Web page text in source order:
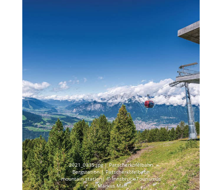
2021_0335.jpg | Patscherkofelbahn
Bergstation | Patscherkofelbahn
mountain station| © Innsbruck Tourismus
/ Markus Mair